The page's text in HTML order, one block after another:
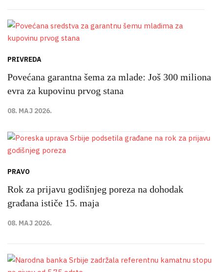
PRIVREDA
Povećana garantna šema za mlade: Još 300 miliona
evra za kupovinu prvog stana
08. MAJ 2026.
PRAVO
Rok za prijavu godišnjeg poreza na dohodak
građana ističe 15. maja
08. MAJ 2026.